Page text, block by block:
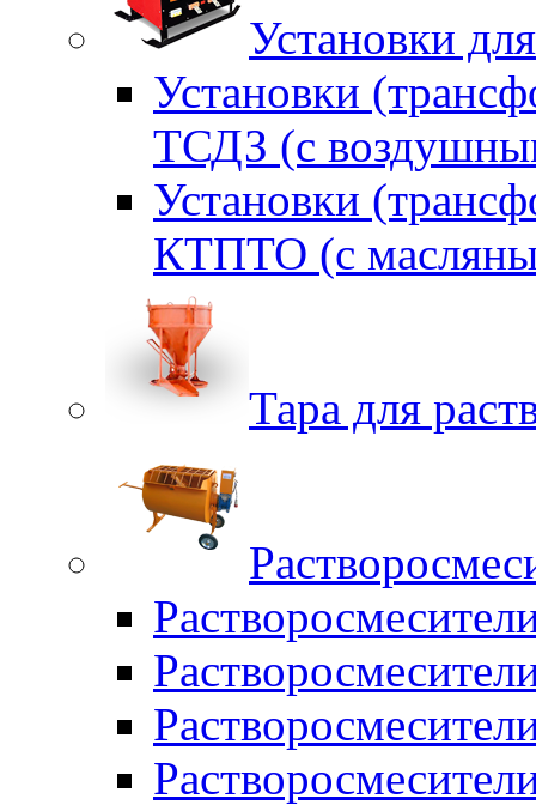
Установки
Установки
ТСДЗ (c
Установки
КТПТО (c
Тара для